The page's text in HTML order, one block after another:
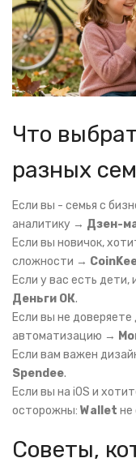
Что
разных
Если вы - семья с
аналитику → Дзен-
Если вы новичок,
сложности →
Если у вас есть
Деньги ОК.
Если вы не
автоматизацию →
Если вам важен
Spendee.
Если вы на iOS и
осторожны: Wallet не
Советы,